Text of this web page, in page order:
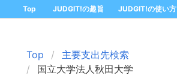
Top JUDGIT!の趣旨 JUDGIT!の使い方
Top
主要支出先検索
国立大学法人秋田大学